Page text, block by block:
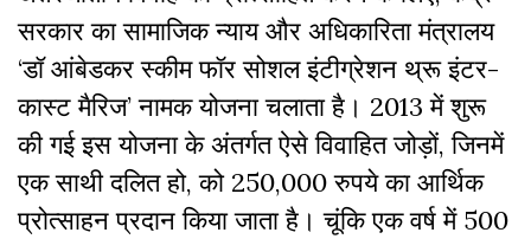
सरकार का सामाजिक न्याय और अधिकारिता मंत्रालय
‘डॉ आंबेडकर स्कीम फॉर सोशल इंटीग्रेशन थ्रू इंटर-
कास्ट मैरिज’ नामक योजना चलाता है। 2013 में शुरू
की गई इस योजना के अंतर्गत ऐसे विवाहित जोड़ों, जिनमें
एक साथी दलित हो, को 250,000 रुपये का आर्थिक
प्रोत्साहन प्रदान किया जाता है। चूंकि एक वर्ष में 500